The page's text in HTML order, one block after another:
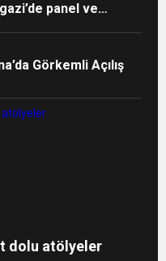
panel ve
Görkemli Açılış
dolu atölyeler